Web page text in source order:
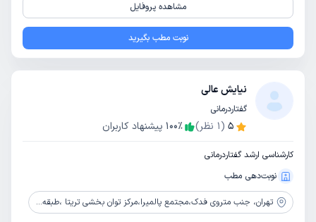
مشاهده پروفایل
نوبت مطب بگیرید
نیایش عالی
گفتاردرمانی
5
(
1 نظر) 100٪ پیشنهاد کاربران
کارشناسی ارشد گفتاردرمانی
نوبت‌دهی مطب
تهران، جنب متروی فدک،مجتمع پالمیرا،مرکز توان بخشی تریتا ،طبقه پنجم،واحد 515